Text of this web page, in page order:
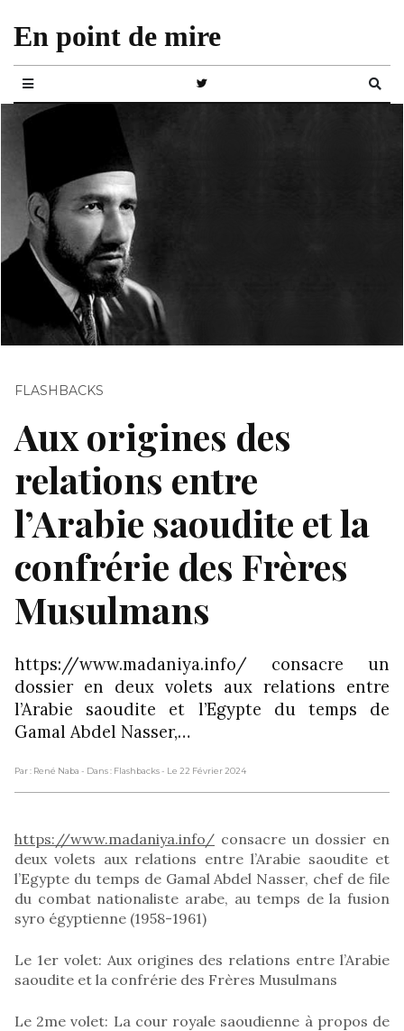
En point de mire
FLASHBACKS
Aux origines des
relations entre
l’Arabie saoudite et la
confrérie des Frères
Musulmans
https://www.madaniya.info/ consacre un
dossier en deux volets aux relations entre
l’Arabie saoudite et l’Egypte du temps de
Gamal Abdel Nasser,…
Par : René Naba - Dans : Flashbacks- Le 22 Février 2024
https://www.madaniya.info/ consacre un dossier en
deux volets aux relations entre l’Arabie saoudite et
l’Egypte du temps de Gamal Abdel Nasser, chef de file
du combat nationaliste arabe, au temps de la fusion
syro égyptienne (1958-1961)
Le 1er volet: Aux origines des relations entre l’Arabie
saoudite et la confrérie des Frères Musulmans
Le 2me volet: La cour royale saoudienne à propos de